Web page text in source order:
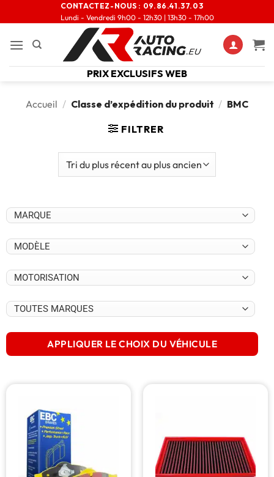
CONTACTEZ-NOUS : 09.86.41.37.03
Lundi - Vendredi 9h00 - 12h30 | 13h30 - 17h00
PRIX EXCLUSIFS WEB
Accueil / Classe d’expédition du produit / BMC
FILTRER
APPLIQUER LE CHOIX DU VÉHICULE